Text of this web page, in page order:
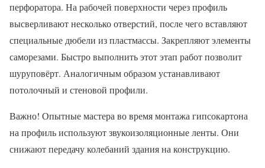
перфоратора. На рабочей поверхности через профиль
высверливают несколько отверстий, после чего вставляют
специальные дюбели из пластмассы. Закрепляют элементы
саморезами. Быстро выполнить этот этап работ позволит
шуруповёрт. Аналогичным образом устанавливают
потолочный и стеновой профили.
Важно! Опытные мастера во время монтажа гипсокартона
на профиль используют звукоизоляционные ленты. Они
снижают передачу колебаний здания на конструкцию.